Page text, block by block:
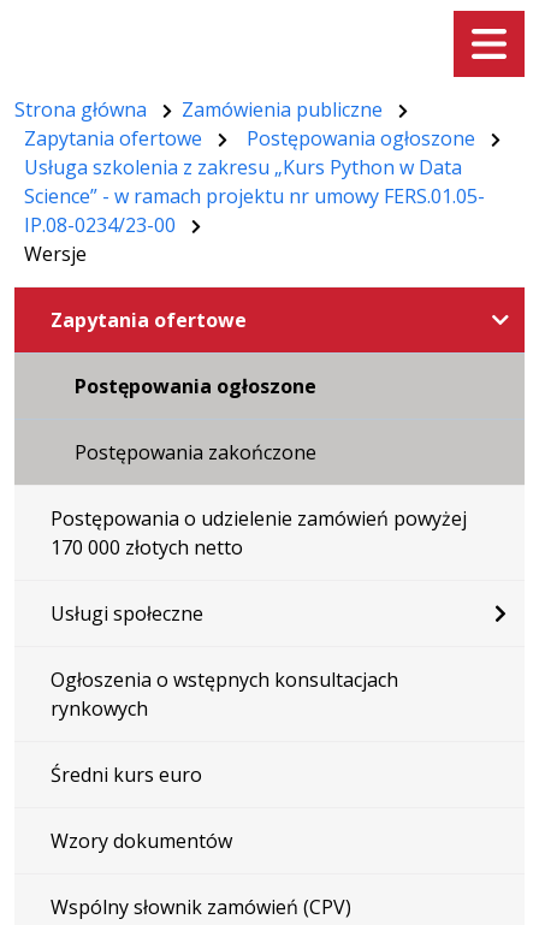
Menu
Strona główna
Zamówienia publiczne
Zapytania ofertowe
Postępowania ogłoszone
Usługa szkolenia z zakresu „Kurs Python w Data
Science” - w ramach projektu nr umowy FERS.01.05-
IP.08-0234/23-00
Wersje
Zapytania ofertowe
Postępowania ogłoszone
Postępowania zakończone
Postępowania o udzielenie zamówień powyżej
170 000 złotych netto
Usługi społeczne
Ogłoszenia o wstępnych konsultacjach
rynkowych
Średni kurs euro
Wzory dokumentów
Wspólny słownik zamówień (CPV)